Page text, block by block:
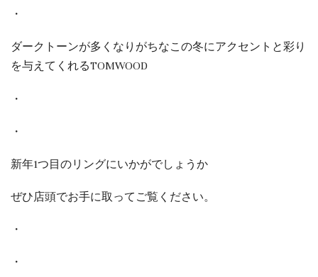
・
ダークトーンが多くなりがちなこの冬にアクセントと彩り
を与えてくれるTOMWOOD
・
・
新年1つ目のリングにいかがでしょうか
ぜひ店頭でお手に取ってご覧ください。
・
・